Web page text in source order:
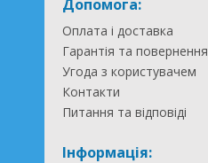
Допомога:
Оплата і доставка
Гарантія та повернення
Угода з користувачем
Контакти
Питання та відповіді
Інформація: